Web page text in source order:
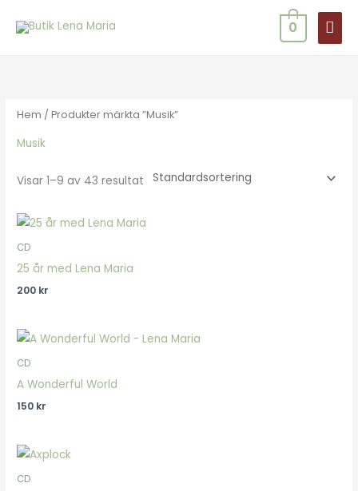
0
Hem / Produkter märkta ”Musik”
Musik
Visar 1–9 av 43 resultat
CD
25 år med Lena Maria
200 kr
CD
A Wonderful World
150 kr
CD